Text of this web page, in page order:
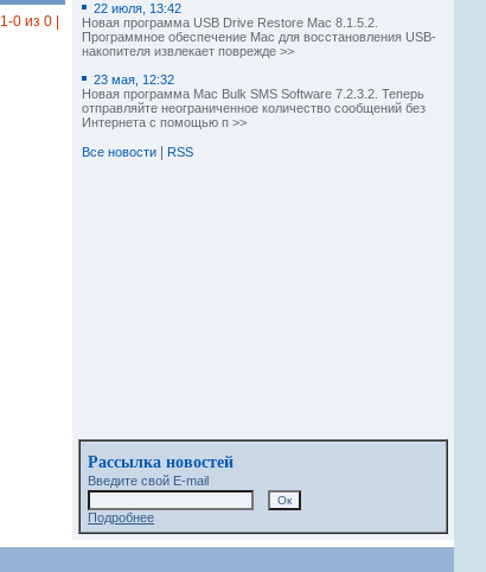
| 1-0 из 0 |
22 июля, 13:42
Новая программа USB Drive Restore Mac 8.1.5.2.
Программное обеспечение Mac для восстановления USB-
накопителя извлекает поврежде >>
23 мая, 12:32
Новая программа Mac Bulk SMS Software 7.2.3.2. Теперь
отправляйте неограниченное количество сообщений без
Интернета с помощью п >>
Все новости RSS
Рассылка новостей
Введите свой E-mail
Подробнее